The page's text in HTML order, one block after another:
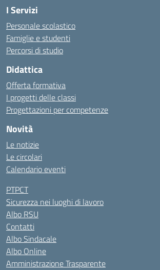
I Servizi
Personale scolastico
Famiglie e studenti
Percorsi di studio
Didattica
Offerta formativa
I progetti delle classi
Progettazioni per competenze
Novità
Le notizie
Le circolari
Calendario eventi
PTPCT
Sicurezza nei luoghi di lavoro
Albo RSU
Contatti
Albo Sindacale
Albo Online
Amministrazione Trasparente